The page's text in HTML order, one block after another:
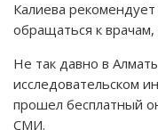
Калиева
обращаться к
Не так давно в
исследовательском
прошел бесплатный
СМИ.